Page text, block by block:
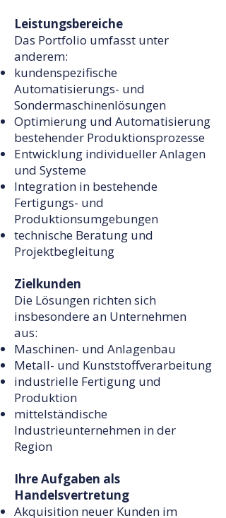
Leistungsbereiche
Das Portfolio umfasst unter
anderem:
kundenspezifische
Automatisierungs- und
Sondermaschinenlösungen
Optimierung und Automatisierung
bestehender Produktionsprozesse
Entwicklung individueller Anlagen
und Systeme
Integration in bestehende
Fertigungs- und
Produktionsumgebungen
technische Beratung und
Projektbegleitung
Zielkunden
Die Lösungen richten sich
insbesondere an Unternehmen
aus:
Maschinen- und Anlagenbau
Metall- und Kunststoffverarbeitung
industrielle Fertigung und
Produktion
mittelständische
Industrieunternehmen in der
Region
Ihre Aufgaben als
Handelsvertretung
Akquisition neuer Kunden im